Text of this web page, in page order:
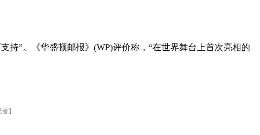
持”。《华盛顿邮报》(WP)评价称，“在世界舞台上首次亮相的
】